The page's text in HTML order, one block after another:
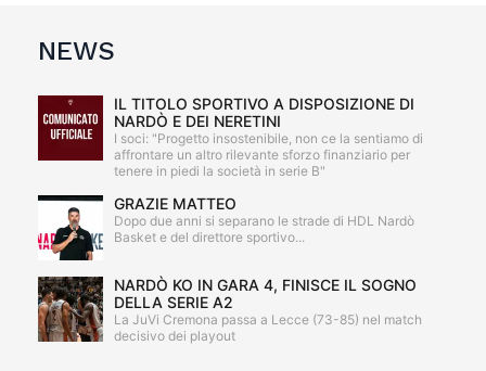
NEWS
IL TITOLO SPORTIVO A DISPOSIZIONE DI
NARDÒ E DEI NERETINI
I soci: "Progetto insostenibile, non ce la sentiamo di
affrontare un altro rilevante sforzo finanziario per
tenere in piedi la società in serie B"
GRAZIE MATTEO
Dopo due anni si separano le strade di HDL Nardò
Basket e del direttore sportivo...
NARDÒ KO IN GARA 4, FINISCE IL SOGNO
DELLA SERIE A2
La JuVi Cremona passa a Lecce (73-85) nel match
decisivo dei playout